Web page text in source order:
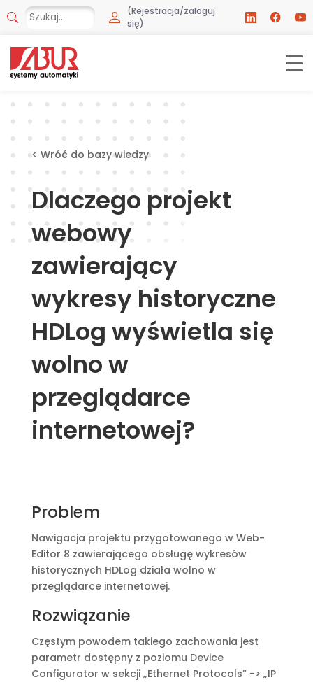
(Rejestracja/zaloguj
się)
< Wróć do bazy wiedzy
Dlaczego projekt
webowy
zawierający
wykresy historyczne
HDLog wyświetla się
wolno w
przeglądarce
internetowej?
Problem
Nawigacja projektu przygotowanego w Web-
Editor 8 zawierającego obsługę wykresów
historycznych HDLog działa wolno w
przeglądarce internetowej.
Rozwiązanie
Częstym powodem takiego zachowania jest
parametr dostępny z poziomu Device
Configurator w sekcji „Ethernet Protocols” -> „IP